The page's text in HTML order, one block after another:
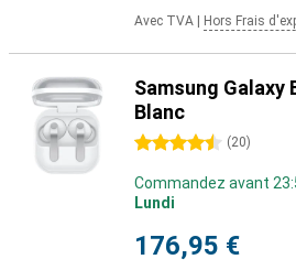
Avec TVA Hors Frais
Samsung Galaxy
Blanc
4.5 étoiles (20)
Commandez avant
Lundi
176,95 €